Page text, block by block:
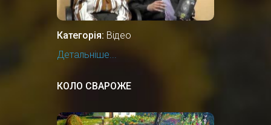
Категорія: Відео
Детальніше...
КОЛО СВАРОЖЕ